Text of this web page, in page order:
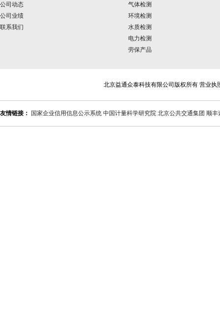
公司动态
公司业绩
联系我们
气体检测
环境检测
水质检测
电力检测
劳保产品
北京益通众泰科技有限公司版权所有 营业执
友情链接： 国家企业信用信息公示系统 中国计量科学研究院 北京公共交通集团 顺丰